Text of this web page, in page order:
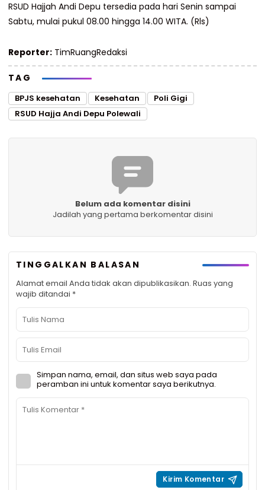
RSUD Hajjah Andi Depu tersedia pada hari Senin sampai
Sabtu, mulai pukul 08.00 hingga 14.00 WITA. (Rls)
Reporter: TimRuangRedaksi
TAG
BPJS kesehatan Kesehatan
Poli Gigi
RSUD Hajja Andi Depu Polewali
Belum ada komentar disini
Jadilah yang pertama berkomentar disini
TINGGALKAN BALASAN
Alamat email Anda tidak akan dipublikasikan. Ruas yang
wajib ditandai *
Simpan nama, email, dan situs web saya pada
peramban ini untuk komentar saya berikutnya.